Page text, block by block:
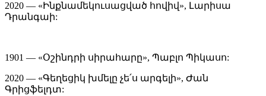
2020 — «Ինքնամեկուսացված հովիվ», Լարիսա
Դրանգաի:
1901 — «Օշինդրի սիրահարը», Պաբլո Պիկասո:
2020 — «Գեղեցիկ խմելը չե՛ս արգելի», Ժան
Գրիցֆելդտ: